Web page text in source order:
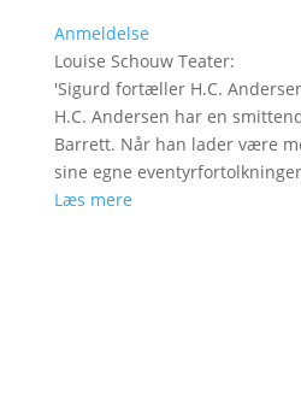
Anmeldelse
Louise Schouw Teater:
'Sigurd fortæller H.C.
H.C. Andersen har en
Barrett. Når han lader være
sine egne
Læs mere